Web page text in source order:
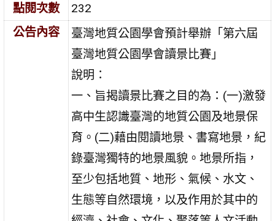
點閱次數
232
公告內容
臺灣地質公園學會預計舉辦「第六屆
臺灣地質公園學會讀景比賽」
說明：
一、旨揭讀景比賽之目的為：(一)激發
高中生認識臺灣的地質公園及地景保
育。(二)藉由閱讀地景、書寫地景，紀
錄臺灣獨特的地景風貌。地景所指，
至少包括地質、地形、氣候、水文、
生態等自然環境，以及作用於其中的